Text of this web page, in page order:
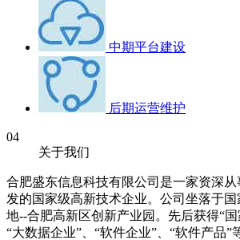
中期平台建设
后期运营维护
04
关于我们
合肥盛东信息科技有限公司是一家资深
发的国家级高新技术企业。公司坐落于
地--合肥高新区创新产业园。先后获得“国
“大数据企业”、“软件企业”、“软件产品”